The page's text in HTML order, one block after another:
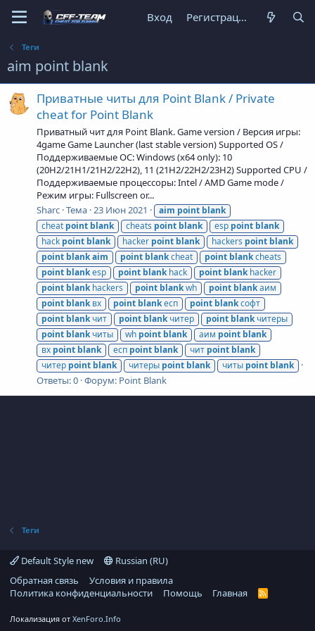
Вход Регистрация
Теги
aim point blank
Приватные читы для Point Blank / Private
cheat for Point Blank
Приватный чит для Point Blank. Game version / Версия игры:
4game Game Launcher (last stable version) Supported OS /
Поддерживаемые ОС: Windows (x64 only): 10
(20H2/21H1/21H2/22H2), 11 (21H2/22H2/23H2) Supported CPU /
Поддерживаемые процессоры: Intel / AMD Game mode /
Режим игры: Fullscreen or...
Sharc Тема 23 Июн 2021 aim point blank
cheat point blank cheats point blank esp point blank
hack point blank hacker point blank hackers point blank
point blankaim point blankcheat point blankcheats
point blankesp point blankhack point blankhacker
point blankhackers point blankwh point blankаим
point blankвх point blankесп point blankсофт
point blankчит point blankчитер point blankчитеры
point blankчиты wh point blank аим point blank
вх point blank есп point blank чит point blank
читер point blank читеры point blank читы point blank
Ответы: 0 Форум: Point Blank
Теги
Default Style new
Russian (RU)
Обратная связь
Условия и правила
Политика конфиденциальности
Помощь Главная
R
Локализация от XenForo.Info